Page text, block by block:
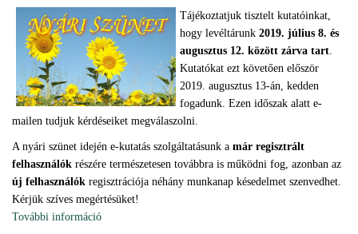
Tájékoztatjuk tisztelt kutatóinkat,
hogy levéltárunk 2019. július 8. és
augusztus 12. között zárva tart.
Kutatókat ezt követően először
2019. augusztus 13-án, kedden
fogadunk. Ezen időszak alatt e-
mailen tudjuk kérdéseiket megválaszolni.
A nyári szünet idején e-kutatás szolgáltatásunk a már regisztrált
felhasználók részére természetesen továbbra is működni fog, azonban az
új felhasználók regisztrációja néhány munkanap késedelmet szenvedhet.
Kérjük szíves megértésüket!
További információ